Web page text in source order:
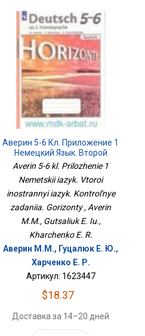
Аверин 5-6 Кл. Приложение 1
Немецкий Язык. Второй
Иностранный Язык.
Горизонты
Averin 5-6 kl. Prilozhenie 1
Nemetskii iazyk. Vtoroi
inostrannyi iazyk. Kontrol'nye
zadaniia. Gorizonty , Averin
M.M., Gutsaliuk E. Iu.,
Kharchenko E. R.
Аверин М.М., Гуцалюк Е. Ю.,
Харченко Е. Р.
Артикул: 1623447
$18.37
Доставка за 14–20 дней